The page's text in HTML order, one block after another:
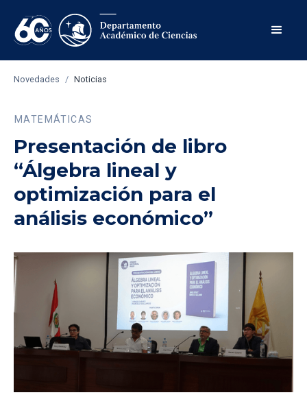
Novedades / Noticias
MATEMÁTICAS
Presentación de libro
“Álgebra lineal y
optimización para el
análisis económico”